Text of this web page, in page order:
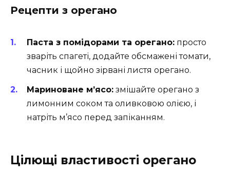
Рецепти з орегано
Паста з помідорами та орегано: просто
зваріть спагеті, додайте обсмажені томати,
часник і щойно зірвані листя орегано.
Мариноване м’ясо: змішайте орегано з
лимонним соком та оливковою олією, і
натріть м’ясо перед запіканням.
Цілющі властивості орегано